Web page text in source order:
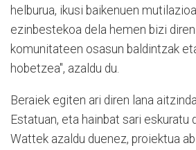
helburua, ikusi baikenuen
ezinbestekoa dela hemen bizi
komunitateen osasun baldintzak
hobetzea", azaldu du.
Beraiek egiten ari diren lana
Estatuan, eta hainbat sari eskuratu
Wattek azaldu duenez, proiektua